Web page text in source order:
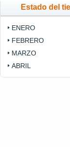
Estado del
ENERO
FEBRERO
MARZO
ABRIL